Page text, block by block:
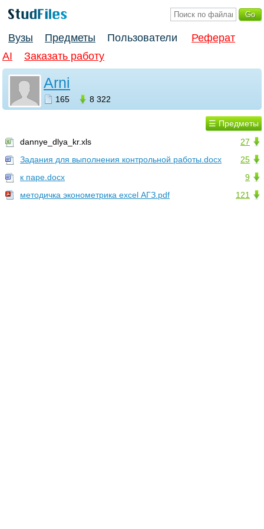
Вузы Предметы Пользователи
Реферат
AI
Заказать работу
Arni
165 8 322
☰ Предметы
27
dannye_dlya_kr.xls
25
Задания для выполнения контрольной работы.docx
9
к паре.docx
121
методичка эконометрика excel АГЗ.pdf